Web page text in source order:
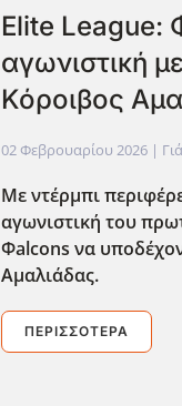
Elite League:
αγωνιστική
Κόροιβος
02 Φεβρουαρίου 2026 |
Με ντέρμπι
αγωνιστική του
Φalcons να
Αμαλιάδας.
ΠΕΡΙΣΣΌΤΕΡΑ